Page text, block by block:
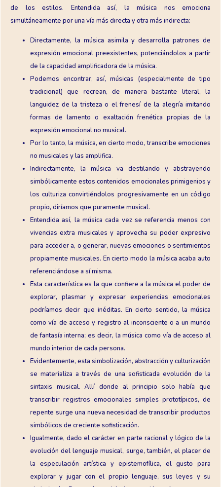
de los estilos. Entendida así, la música nos emociona
simultáneamente por una vía más directa y otra más indirecta:
Directamente, la música asimila y desarrolla patrones de
expresión emocional preexistentes, potenciándolos a partir
de la capacidad amplificadora de la música.
Podemos encontrar, así, músicas (especialmente de tipo
tradicional) que recrean, de manera bastante literal, la
languidez de la tristeza o el frenesí de la alegría imitando
formas de lamento o exaltación frenética propias de la
expresión emocional no musical.
Por lo tanto, la música, en cierto modo, transcribe emociones
no musicales y las amplifica.
Indirectamente, la música va destilando y abstrayendo
simbólicamente estos contenidos emocionales primigenios y
los culturiza convirtiéndolos progresivamente en un código
propio, diríamos que puramente musical.
Entendida así, la música cada vez se referencia menos con
vivencias extra musicales y aprovecha su poder expresivo
para acceder a, o generar, nuevas emociones o sentimientos
propiamente musicales. En cierto modo la música acaba auto
referenciándose a sí misma.
Esta característica es la que confiere a la música el poder de
explorar, plasmar y expresar experiencias emocionales
podríamos decir que inéditas. En cierto sentido, la música
como vía de acceso y registro al inconsciente o a un mundo
de fantasía interna; es decir, la música como vía de acceso al
mundo interior de cada persona.
Evidentemente, esta simbolización, abstracción y culturización
se materializa a través de una sofisticada evolución de la
sintaxis musical. Allí donde al principio solo había que
transcribir registros emocionales simples prototípicos, de
repente surge una nueva necesidad de transcribir productos
simbólicos de creciente sofisticación.
Igualmente, dado el carácter en parte racional y lógico de la
evolución del lenguaje musical, surge, también, el placer de
la especulación artística y epistemofílica, el gusto para
explorar y jugar con el propio lenguaje, sus leyes y su